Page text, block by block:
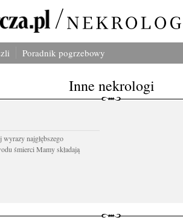
Poradnik pogrzebowy
Inne nekrologi
najgłębszego
śmierci Mamy składają